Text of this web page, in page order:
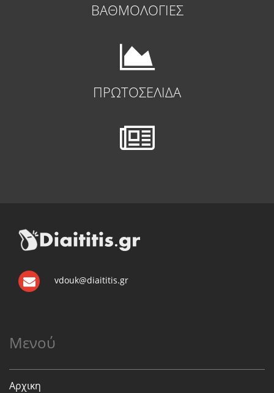
ΒΑΘΜΟΛΟΓΙΕΣ
ΠΡΩΤΟΣΕΛΙΔΑ
vdouk@diaititis.gr
Μενού
Αρχικη